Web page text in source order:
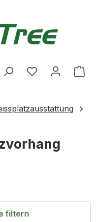
Du hast 0
filtern